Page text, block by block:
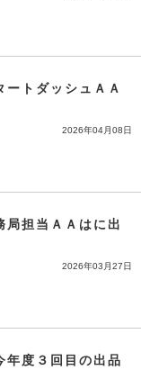
ートダッシュＡＡ
2026年04月08日
局担当ＡＡはに出
2026年03月27日
年度３回目の出品